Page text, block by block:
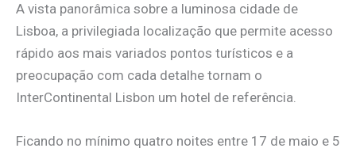
A vista panorâmica sobre a luminosa cidade de
Lisboa, a privilegiada localização que permite acesso
rápido aos mais variados pontos turísticos e a
preocupação com cada detalhe tornam o
InterContinental Lisbon um hotel de referência.
Ficando no mínimo quatro noites entre 17 de maio e 5